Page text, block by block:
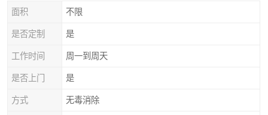
面积 不限
是否定制 是
工作时间 周一到周天
是否上门 是
方式 无毒消除